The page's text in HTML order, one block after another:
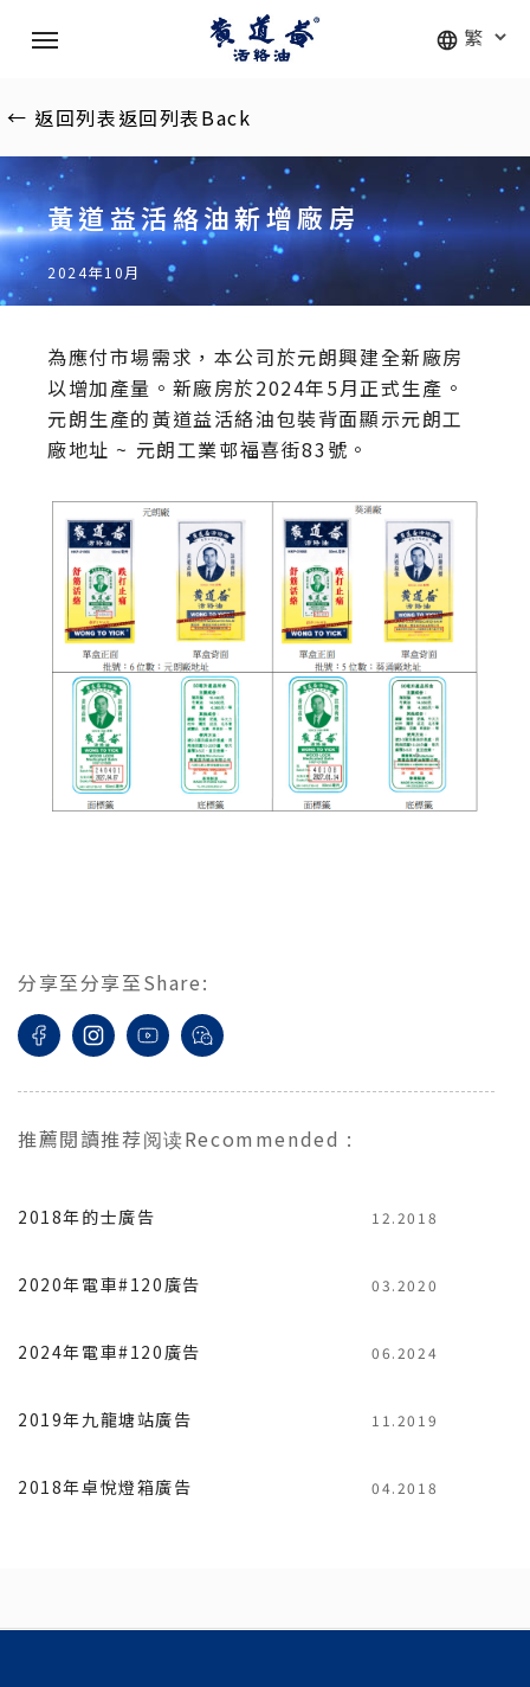
content
Menu
← 返回列表返回列表Back
黃道益活絡油新增廠房
2024年10月
為應付市場需求，本公司於元朗興建全新廠房
以增加產量。新廠房於2024年5月正式生產。
元朗生產的黃道益活絡油包裝背面顯示元朗工
廠地址 ~ 元朗工業邨福喜街83號。
分享至分享至Share:
推薦閱讀推荐阅读Recommended :
2018年的士廣告 12.2018
2020年電車#120廣告 03.2020
2024年電車#120廣告 06.2024
2019年九龍塘站廣告 11.2019
2018年卓悅燈箱廣告 04.2018